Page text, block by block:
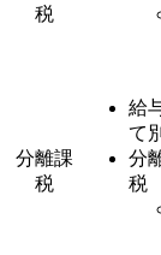
税
分離課
税
給
て
分
税